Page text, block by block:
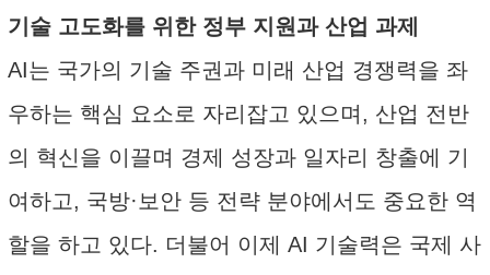
기술 고도화를 위한 정부 지원과 산업 과제
AI는 국가의 기술 주권과 미래 산업 경쟁력을 좌
우하는 핵심 요소로 자리잡고 있으며, 산업 전반
의 혁신을 이끌며 경제 성장과 일자리 창출에 기
여하고, 국방·보안 등 전략 분야에서도 중요한 역
할을 하고 있다. 더불어 이제 AI 기술력은 국제 사